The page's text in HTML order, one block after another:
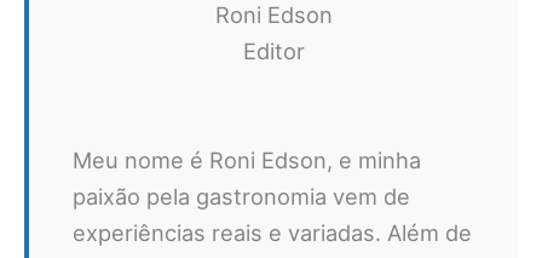
Roni Edson
Editor
Meu nome é Roni Edson, e minha
paixão pela gastronomia vem de
experiências reais e variadas. Além de